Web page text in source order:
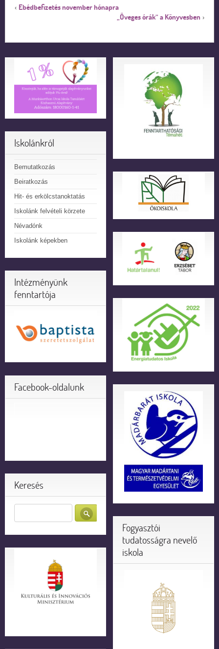
‹ Ebédbefizetés november hónapra
„Öveges órák” a Könyvesben ›
Iskolánkról
Bemutatkozás
Beiratkozás
Hit- és erkölcstanoktatás
Iskolánk felvételi körzete
Névadónk
Iskolánk képekben
Intézményünk
fenntartója
Facebook-oldalunk
Keresés
Fogyasztói
tudatosságra nevelő
iskola